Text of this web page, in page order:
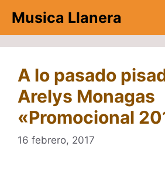
contenido
Musica Llanera
A lo pasado
Arelys Monagas
«Promocional
16 febrero, 2017